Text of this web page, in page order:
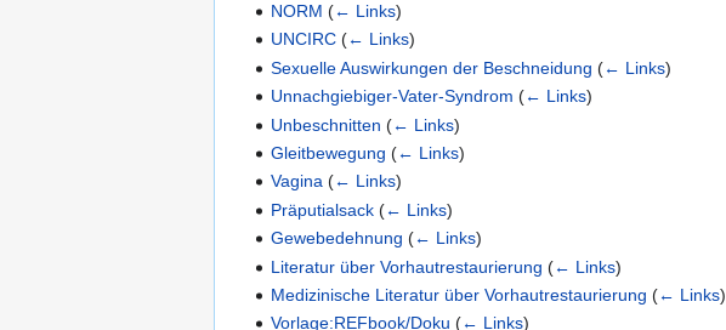
NORM (← Links)
UNCIRC (← Links)
Sexuelle Auswirkungen der Beschneidung (← Links)
Unnachgiebiger-Vater-Syndrom (← Links)
Unbeschnitten (← Links)
Gleitbewegung (← Links)
Vagina (← Links)
Präputialsack (← Links)
Gewebedehnung (← Links)
Literatur über Vorhautrestaurierung (← Links)
Medizinische Literatur über Vorhautrestaurierung (← Links)
Vorlage:REFbook/Doku (← Links)